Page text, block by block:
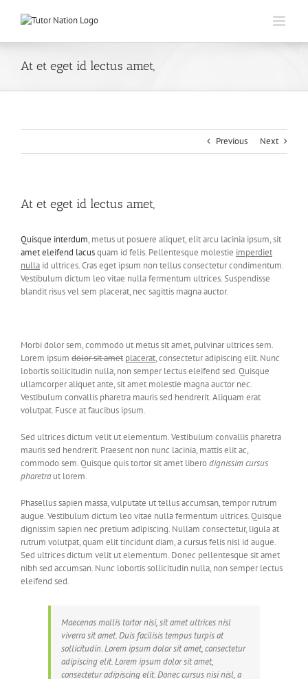
At et eget id lectus amet,
Previous Next
At et eget id lectus amet,
Quisque interdum, metus ut posuere aliquet, elit arcu lacinia ipsum, sit
amet eleifend lacusquam id felis. Pellentesque molestie imperdiet
nulla id ultrices. Cras eget ipsum non tellus consectetur condimentum.
Vestibulum dictum leo vitae nulla fermentum ultrices. Suspendisse
blandit risus vel sem placerat, nec sagittis magna auctor.
Morbi dolor sem, commodo ut metus sit amet, pulvinar ultrices sem.
Lorem ipsum dolor sit amet placerat, consectetur adipiscing elit. Nunc
lobortis sollicitudin nulla, non semper lectus eleifend sed. Quisque
ullamcorper aliquet ante, sit amet molestie magna auctor nec.
Vestibulum convallis pharetra mauris sed hendrerit. Aliquam erat
volutpat. Fusce at faucibus ipsum.
Sed ultrices dictum velit ut elementum. Vestibulum convallis pharetra
mauris sed hendrerit. Praesent non nunc lacinia, mattis elit ac,
commodo sem. Quisque quis tortor sit amet liberodignissim cursus
pharetra ut lorem.
Phasellus sapien massa, vulputate ut tellus accumsan, tempor rutrum
augue. Vestibulum dictum leo vitae nulla fermentum ultrices. Quisque
dignissim sapien nec pretium adipiscing. Nullam consectetur, ligula at
rutrum volutpat, quam elit tincidunt diam, a cursus felis nisl id augue.
Sed ultrices dictum velit ut elementum. Donec pellentesque sit amet
nibh sed accumsan. Nunc lobortis sollicitudin nulla, non semper lectus
eleifend sed.
Maecenas mollis tortor nisi, sit amet ultrices nisl
viverra sit amet. Duis facilisis tempus turpis at
sollicitudin. Lorem ipsum dolor sit amet, consectetur
adipiscing elit. Lorem ipsum dolor sit amet,
consectetur adipiscing elit. Donec cursus nisi nisl, a